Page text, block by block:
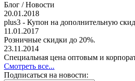
Блог / Новости
20.01.2018
plus3 - Купон на дополнительную
11.01.2017
Розничные скидки до 20%.
23.11.2014
Специальная цена оптовым и
Смотреть все...
Подписаться на новости: